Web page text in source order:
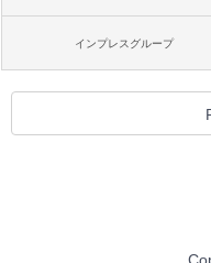
インプレスグループ